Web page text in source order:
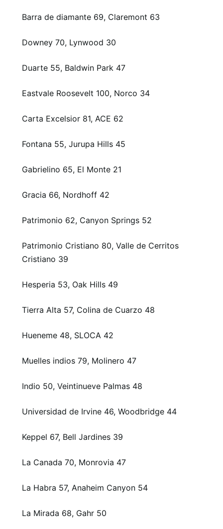
Barra de diamante 69, Claremont 63
Downey 70, Lynwood 30
Duarte 55, Baldwin Park 47
Eastvale Roosevelt 100, Norco 34
Carta Excelsior 81, ACE 62
Fontana 55, Jurupa Hills 45
Gabrielino 65, El Monte 21
Gracia 66, Nordhoff 42
Patrimonio 62, Canyon Springs 52
Patrimonio Cristiano 80, Valle de Cerritos
Cristiano 39
Hesperia 53, Oak Hills 49
Tierra Alta 57, Colina de Cuarzo 48
Hueneme 48, SLOCA 42
Muelles indios 79, Molinero 47
Indio 50, Veintinueve Palmas 48
Universidad de Irvine 46, Woodbridge 44
Keppel 67, Bell Jardines 39
La Canada 70, Monrovia 47
La Habra 57, Anaheim Canyon 54
La Mirada 68, Gahr 50